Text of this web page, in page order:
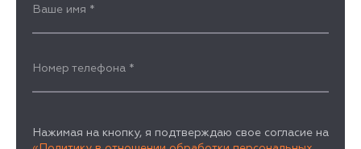
Ваше имя *
Номер телефона *
Нажимая на кнопку, я подтверждаю свое согласие на